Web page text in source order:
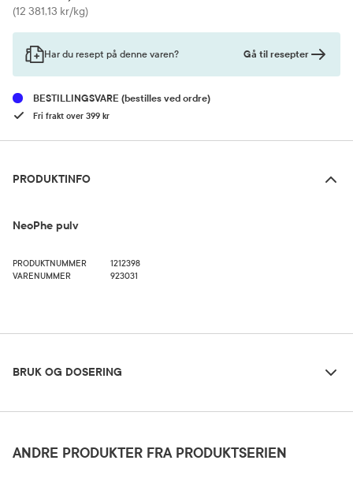
Pris
(12 381,13 kr/kg)
Har du resept på denne varen? Gå til resepter
BESTILLINGSVARE(bestilles ved ordre)
Fri frakt over 399 kr
PRODUKTINFO
NeoPhe pulv
PRODUKTNUMMER
1212398
VARENUMMER
923031
BRUK OG DOSERING
Rom (15-25 grader)
ANDRE PRODUKTER FRA PRODUKTSERIEN